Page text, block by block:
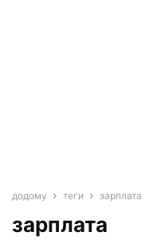
додому теги зарплата
зарплата